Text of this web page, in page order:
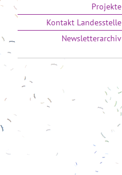
Projekte
Kontakt Landesstelle
Newsletterarchiv